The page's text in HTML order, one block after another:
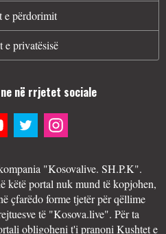
e përdorimit
e privatësisë
ne në rrjetet sociale
"Kosovalive. SH.P.K".
këtë portal nuk mund të kopjohen,
çfarëdo forme tjetër për qëllime
të "Kosova.live". Për ta
obligoheni t'i pranoni Kushtet e